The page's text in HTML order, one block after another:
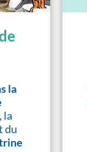
la
la
du